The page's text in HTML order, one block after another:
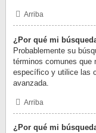
Arriba
¿Por qué mi
Probablemente su
términos comunes que
específico y utilice las
avanzada.
Arriba
¿Por qué mi